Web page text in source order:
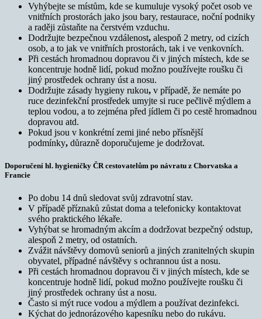
Vyhýbejte se místům, kde se kumuluje vysoký počet osob ve
vnitřních prostorách jako jsou bary, restaurace, noční podniky
a raději zůstaňte na čerstvém vzduchu.
Dodržujte bezpečnou vzdálenost, alespoň 2 metry, od cizích
osob, a to jak ve vnitřních prostorách, tak i ve venkovních.
Při cestách hromadnou dopravou či v jiných místech, kde se
koncentruje hodně lidí, pokud možno používejte roušku či
jiný prostředek ochrany úst a nosu.
Dodržujte zásady hygieny rukou, v případě, že nemáte po
ruce dezinfekční prostředek umyjte si ruce pečlivě mýdlem a
teplou vodou, a to zejména před jídlem či po cestě hromadnou
dopravou atd.
Pokud jsou v konkrétní zemi jiné nebo přísnější
podmínky, důrazně doporučujeme je dodržovat.
Doporučení hl. hygieničky ČR cestovatelům po návratu z Chorvatska a
Francie
Po dobu 14 dnů sledovat svůj zdravotní stav.
V případě příznaků zůstat doma a telefonicky kontaktovat
svého praktického lékaře.
Vyhýbat se hromadným akcím a dodržovat bezpečný odstup,
alespoň 2 metry, od ostatních.
Zvážit návštěvy domovů seniorů a jiných zranitelných skupin
obyvatel, případné návštěvy s ochrannou úst a nosu.
Při cestách hromadnou dopravou či v jiných místech, kde se
koncentruje hodně lidí, pokud možno používejte roušku či
jiný prostředek ochrany úst a nosu.
Často si mýt ruce vodou a mýdlem a používat dezinfekci.
Kýchat do jednorázového kapesníku nebo do rukávu.